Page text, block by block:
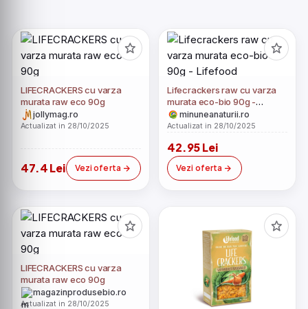
LIFECRACKERS cu varza
murata raw eco 90g
jollymag.ro
Actualizat in 28/10/2025
47.4 Lei Vezi oferta
Lifecrackers raw cu varza
murata eco-bio 90g -
Lifefood
minuneanaturii.ro
Actualizat in 28/10/2025
42.95 Lei
Vezi oferta
LIFECRACKERS cu varza
murata raw eco 90g
magazinprodusebio.ro
Actualizat in 28/10/2025